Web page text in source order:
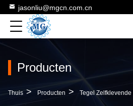
jasonliu@mgcn.com.cn
Producten
Thuis > Producten > Tegel Zelfklevende